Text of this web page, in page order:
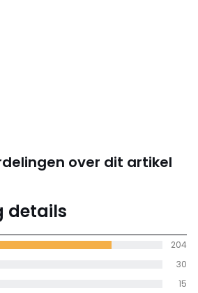
over dit artikel
4,6
gemiddelde bereikt
door alle landen
100% gecertificeerde beoordelingen,
details
15
30
204